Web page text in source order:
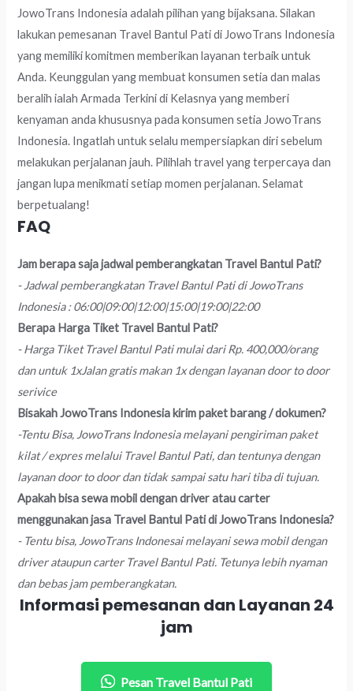
JowoTrans Indonesia adalah pilihan yang bijaksana. Silakan
lakukan pemesanan Travel Bantul Pati di JowoTrans Indonesia
yang memiliki komitmen memberikan layanan terbaik untuk
Anda. Keunggulan yang membuat konsumen setia dan malas
beralih ialah Armada Terkini di Kelasnya yang memberi
kenyaman anda khususnya pada konsumen setia JowoTrans
Indonesia. Ingatlah untuk selalu mempersiapkan diri sebelum
melakukan perjalanan jauh. Pilihlah travel yang terpercaya dan
jangan lupa menikmati setiap momen perjalanan. Selamat
berpetualang!
FAQ
Jam berapa saja jadwal pemberangkatan Travel Bantul Pati?
- Jadwal pemberangkatan Travel Bantul Pati di JowoTrans
Indonesia : 06:00|09:00|12:00|15:00|19:00|22:00
Berapa Harga Tiket Travel Bantul Pati?
- Harga Tiket Travel Bantul Pati mulai dari Rp. 400,000/orang
dan untuk 1xJalan gratis makan 1x dengan layanan door to door
serivice
Bisakah JowoTrans Indonesia kirim paket barang / dokumen?
-Tentu Bisa, JowoTrans Indonesia melayani pengiriman paket
kilat / expres melalui Travel Bantul Pati, dan tentunya dengan
layanan door to door dan tidak sampai satu hari tiba di tujuan.
Apakah bisa sewa mobil dengan driver atau carter
menggunakan jasa Travel Bantul Pati di JowoTrans Indonesia?
- Tentu bisa, JowoTrans Indonesai melayani sewa mobil dengan
driver ataupun carter Travel Bantul Pati. Tetunya lebih nyaman
dan bebas jam pemberangkatan.
Informasi pemesanan dan Layanan 24
jam
Pesan Travel Bantul Pati